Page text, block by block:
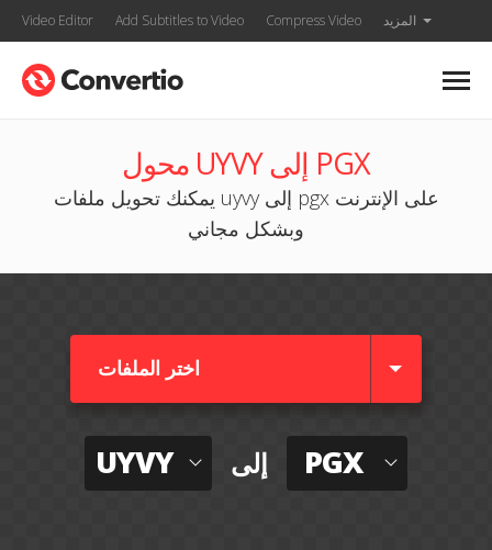
Video Editor Add Subtitles to Video Compress Video المزيد
محول UYVY إلى PGX
يمكنك تحويل ملفات uyvy إلى pgx على الإنترنت
وبشكل مجاني
اختر الملفات
UYVY إلى PGX